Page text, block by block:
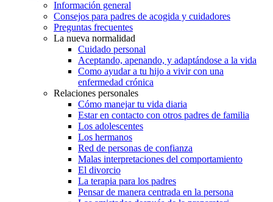
Información general
Consejos para padres de acogida y cuidadores
Preguntas frecuentes
La nueva normalidad
Cuidado personal
Aceptando, apenando, y adaptándose a la vida
Como ayudar a tu hijo a vivir con una
enfermedad crónica
Relaciones personales
Cómo manejar tu vida diaria
Estar en contacto con otros padres de familia
Los adolescentes
Los hermanos
Red de personas de confianza
Malas interpretaciones del comportamiento
El divorcio
La terapia para los padres
Pensar de manera centrada en la persona